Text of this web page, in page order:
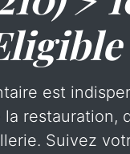
est
restauration,
Suivez